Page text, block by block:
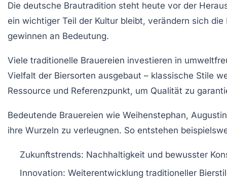
Die deutsche Brautradition steht heute vor der
ein wichtiger Teil der Kultur bleibt, verändern sich
gewinnen an Bedeutung.
Viele traditionelle Brauereien investieren in
Vielfalt der Biersorten ausgebaut – klassische Stile
Ressource und Referenzpunkt, um Qualität zu
Bedeutende Brauereien wie Weihenstephan,
ihre Wurzeln zu verleugnen. So entstehen
Zukunftstrends: Nachhaltigkeit und bewusster
Innovation: Weiterentwicklung traditioneller